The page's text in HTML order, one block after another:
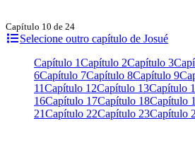
Capítulo 10 de 24
Selecione outro capítulo de Josué
Capítulo 1Capítulo 2Capítulo 3
6Capítulo 7Capítulo 8Capítulo 9
11Capítulo 12Capítulo 13Capítulo
16Capítulo 17Capítulo 18Capítulo
21Capítulo 22Capítulo 23Capítulo